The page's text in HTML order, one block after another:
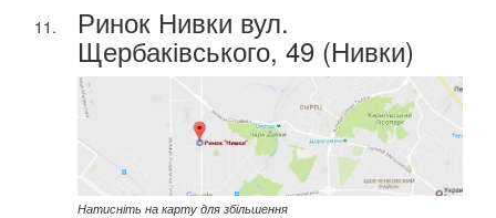
Ринок Нивки вул.
Щербаківського, 49 (Нивки)
Натисніть на карту для збільшення